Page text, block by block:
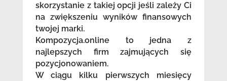
skorzystanie z takiej opcji jeśli zależy Ci
na zwiększeniu wyników finansowych
twojej marki.
Kompozycja.online to jedna z
najlepszych firm zajmujących się
pozycjonowaniem.
W ciągu kilku pierwszych miesięcy